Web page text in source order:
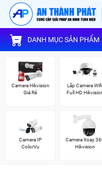
DANH MỤC SẢN PHẨM
Camera Hikvision
Giá Rẻ
Lắp Camera Wifi
Full HD
Camera IP
ColorVu
Camera Xoay
Hikvision